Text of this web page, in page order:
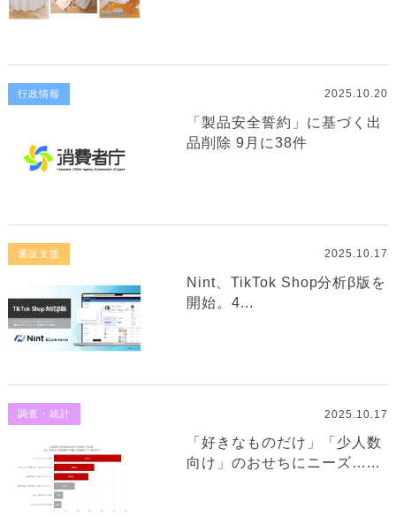
行政情報 2025.10.20
「製品安全誓約」に基づく出
品削除 9月に38件
通販支援 2025.10.17
Nint、TikTok Shop分析β版を
開始。4...
調査・統計 2025.10.17
「好きなものだけ」「少人数
向け」のおせちにニーズ…...